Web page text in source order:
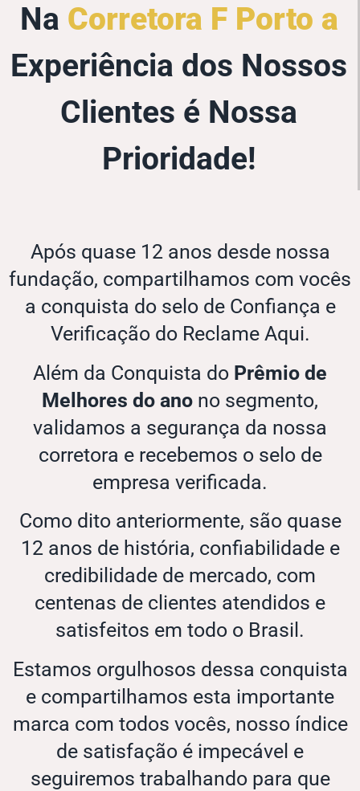
Na Corretora F Porto a
Experiência dos Nossos
Clientes é Nossa
Prioridade!
Após quase 12 anos desde nossa
fundação, compartilhamos com vocês
a conquista do selo de Confiança e
Verificação do Reclame Aqui.
Além da Conquista do Prêmio de
Melhores do ano no segmento,
validamos a segurança da nossa
corretora e recebemos o selo de
empresa verificada.
Como dito anteriormente, são quase
12 anos de história, confiabilidade e
credibilidade de mercado, com
centenas de clientes atendidos e
satisfeitos em todo o Brasil.
Estamos orgulhosos dessa conquista
e compartilhamos esta importante
marca com todos vocês, nosso índice
de satisfação é impecável e
seguiremos trabalhando para que